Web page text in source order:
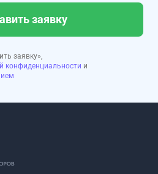
заявку
заявку»,
конфиденциальности и